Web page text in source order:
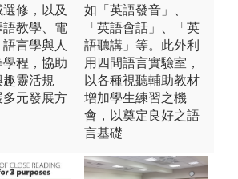
修，以及
教學、電
言學與人
學程，協助
靈活規
多元發展方
如「英語發音」、
「英語會話」、「英
語聽講」等。此外利
用四間語言實驗室，
以各種視聽輔助教材
增加學生練習之機
會，以奠定良好之語
言基礎